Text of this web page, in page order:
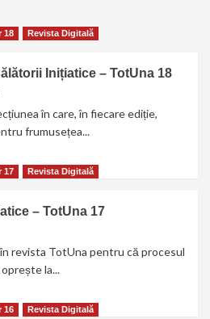
18 Revista Digitală
Inițiatice – TotUna 18
în care, în fiecare ediție,
frumusețea...
17 Revista Digitală
– TotUna 17
revista TotUna pentru că procesul
la...
16 Revista Digitală